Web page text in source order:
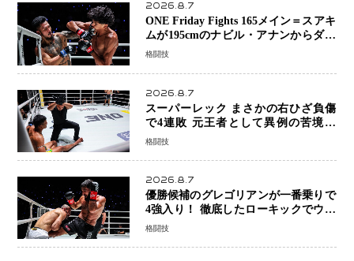
2026.8.7
ONE Friday Fights 165メイン＝スアキ
ムが195cmのナビル・アナンからダウ
ン奪取！猛反撃を耐え抜き判定勝利、
格闘技
2026.8.7
スーパーレック まさかの右ひざ負傷
で4連敗 元王者として異例の苦境…
「アクシデント」でも消えない危険信
格闘技
2026.8.7
優勝候補のグレゴリアンが一番乗りで
4強入り！ 徹底したローキックでウス
ビャンを攻略、判定勝利
格闘技